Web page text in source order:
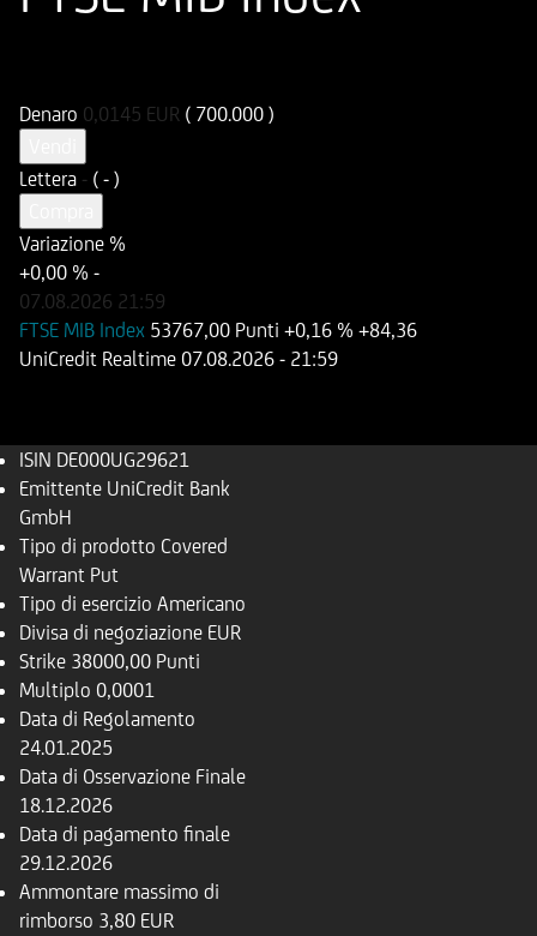
Denaro 0,0145 EUR ( 700.000 )
Lettera - ( - )
Variazione %
+0,00 % -
07.08.2026 21:59
FTSE MIB Index 53767,00 Punti +0,16 % +84,36
UniCredit Realtime 07.08.2026 - 21:59
ISIN DE000UG29621
Emittente UniCredit Bank
GmbH
Tipo di prodotto Covered
Warrant Put
Tipo di esercizio Americano
Divisa di negoziazione EUR
Strike 38000,00 Punti
Multiplo 0,0001
Data di Regolamento
24.01.2025
Data di Osservazione Finale
18.12.2026
Data di pagamento finale
29.12.2026
Ammontare massimo di
rimborso 3,80 EUR